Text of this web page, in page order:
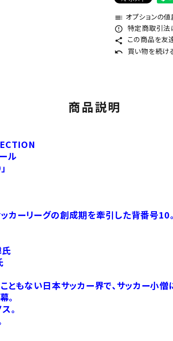
toc オプションの
error_outline 特定商取引法
share この商品を友
undo 買い物を続け
商品説明
ル
カーリーグの創成期を牽引した背番号10。
ともない日本サッカー界で、サッカー小
。
。